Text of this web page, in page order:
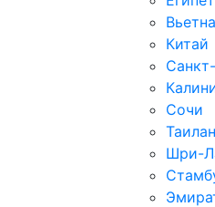
Китай
Сочи
Шри-